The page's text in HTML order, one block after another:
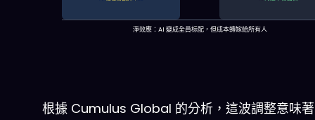
淨效應：AI 變成全員标配，但成本轉嫁給所有人
根據 Cumulus Global 的分析，這波調整意味著